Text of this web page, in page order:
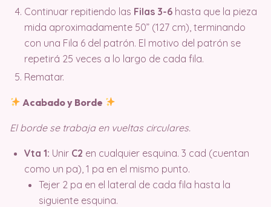
Continuar repitiendo las Filas 3-6 hasta que la pieza
mida aproximadamente 50” (127 cm), terminando
con una Fila 6 del patrón. El motivo del patrón se
repetirá 25 veces a lo largo de cada fila.
Rematar.
Acabado y Borde
El borde se trabaja en vueltas circulares.
Vta 1: Unir C2 en cualquier esquina. 3 cad (cuentan
como un pa), 1 pa en el mismo punto.
Tejer 2 pa en el lateral de cada fila hasta la
siguiente esquina.